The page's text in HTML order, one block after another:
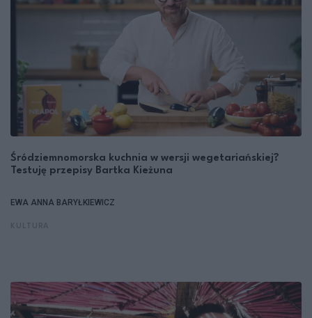
Śródziemnomorska kuchnia w wersji wegetariańskiej?
Testuję przepisy Bartka Kieżuna
EWA ANNA BARYŁKIEWICZ